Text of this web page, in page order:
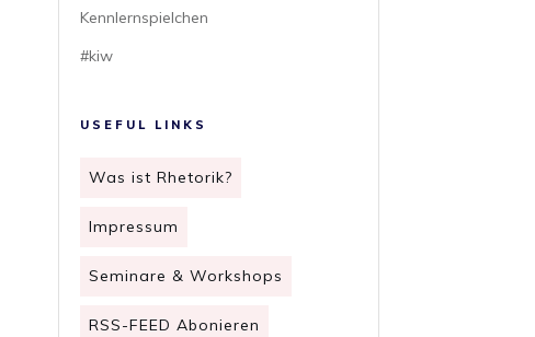
Kennlernspielchen
#kiw
USEFUL LINKS
Was ist Rhetorik?
Impressum
Seminare & Workshops
RSS-FEED Abonieren